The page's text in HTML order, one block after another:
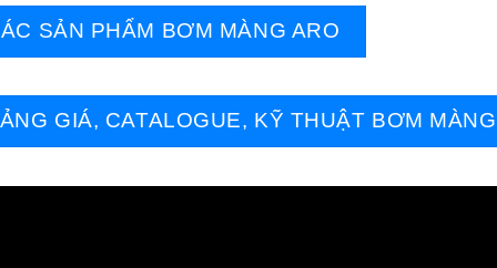
SẢN PHẨM BƠM MÀNG ARO
GIÁ, CATALOGUE, KỸ THUẬT BƠM